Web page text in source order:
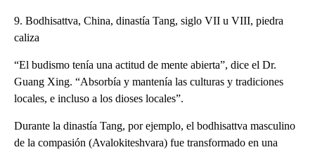
9. Bodhisattva, China, dinastía Tang, siglo VII u VIII, piedra
caliza
“El budismo tenía una actitud de mente abierta”, dice el Dr.
Guang Xing. “Absorbía y mantenía las culturas y tradiciones
locales, e incluso a los dioses locales”.
Durante la dinastía Tang, por ejemplo, el bodhisattva masculino
de la compasión (Avalokiteshvara) fue transformado en una